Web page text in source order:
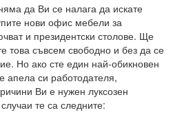
да Ви се налага да искате
нови офис мебели за
и президентски столове. Ще
това съвсем свободно и без да се
Но ако сте един най-обикновен
апела си работодателя,
Ви е нужен луксозен
те са следните: